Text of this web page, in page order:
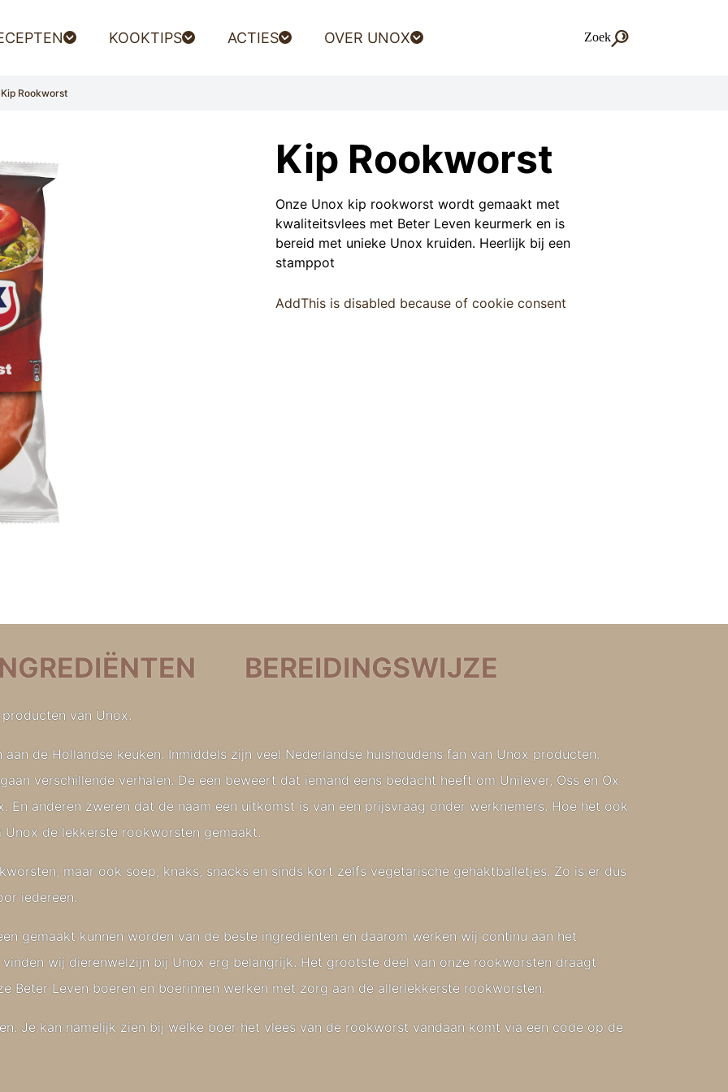
KOOKTIPS ACTIES OVER UNOX ZoekZoek
Kip Rookworst
Kip Rookworst
Onze Unox kip rookworst wordt gemaakt met
kwaliteitsvlees met Beter Leven keurmerk en is
bereid met unieke Unox kruiden. Heerlijk bij een
stamppot
AddThis is disabled because of cookie consent
BEREIDINGSWIJZE
van Unox.
de Hollandse keuken. Inmiddels zijn veel Nederlandse huishoudens fan van Unox producten.
verschillende verhalen. De een beweert dat iemand eens bedacht heeft om Unilever, Oss en Ox
En anderen zweren dat de naam een uitkomst is van een prijsvraag onder werknemers. Hoe het ook
de lekkerste rookworsten gemaakt.
maar ook soep, knaks, snacks en sinds kort zelfs vegetarische gehaktballetjes. Zo is er dus
iedereen.
gemaakt kunnen worden van de beste ingrediënten en daarom werken wij continu aan het
wij dierenwelzijn bij Unox erg belangrijk. Het grootste deel van onze rookworsten draagt
Beter Leven boeren en boerinnen werken met zorg aan de allerlekkerste rookworsten.
Je kan namelijk zien bij welke boer het vlees van de rookworst vandaan komt via een code op de